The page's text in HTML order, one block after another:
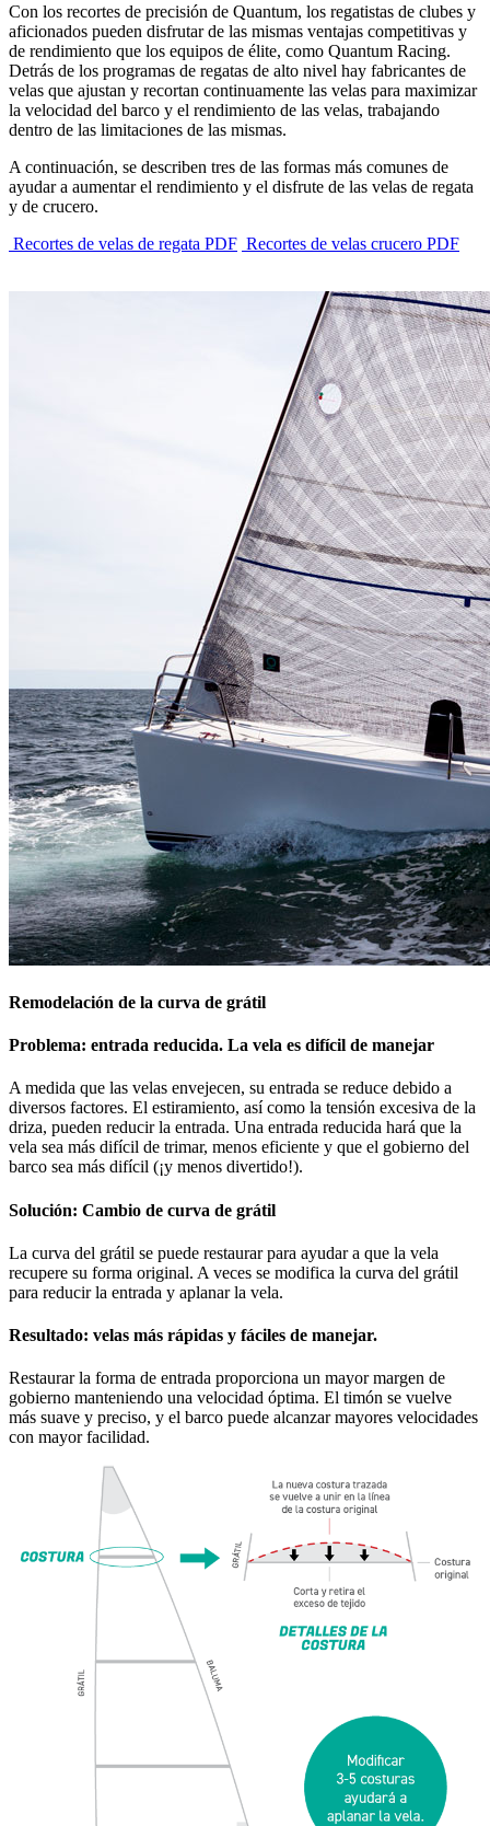
Con los recortes de precisión de Quantum, los regatistas de clubes y
aficionados pueden disfrutar de las mismas ventajas competitivas y
de rendimiento que los equipos de élite, como Quantum Racing.
Detrás de los programas de regatas de alto nivel hay fabricantes de
velas que ajustan y recortan continuamente las velas para maximizar
la velocidad del barco y el rendimiento de las velas, trabajando
dentro de las limitaciones de las mismas.
A continuación, se describen tres de las formas más comunes de
ayudar a aumentar el rendimiento y el disfrute de las velas de regata
y de crucero.
Recortes de velas de regata PDF Recortes de velas crucero PDF
Remodelación de la curva de grátil
Problema: entrada reducida. La vela es difícil de manejar
A medida que las velas envejecen, su entrada se reduce debido a
diversos factores. El estiramiento, así como la tensión excesiva de la
driza, pueden reducir la entrada. Una entrada reducida hará que la
vela sea más difícil de trimar, menos eficiente y que el gobierno del
barco sea más difícil (¡y menos divertido!).
Solución: Cambio de curva de grátil
La curva del grátil se puede restaurar para ayudar a que la vela
recupere su forma original. A veces se modifica la curva del grátil
para reducir la entrada y aplanar la vela.
Resultado: velas más rápidas y fáciles de manejar.
Restaurar la forma de entrada proporciona un mayor margen de
gobierno manteniendo una velocidad óptima. El timón se vuelve
más suave y preciso, y el barco puede alcanzar mayores velocidades
con mayor facilidad.